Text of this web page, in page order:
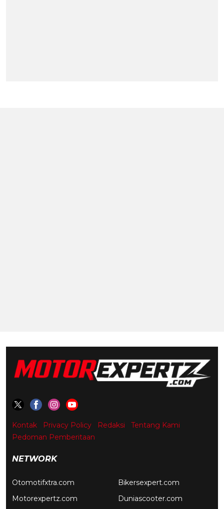
Kontak Privacy Policy Redaksi
Tentang Kami
Pedoman Pemberitaan
NETWORK
Otomotifxtra.com
Motorexpertz.com
Bikersexpert.com
Duniascooter.com